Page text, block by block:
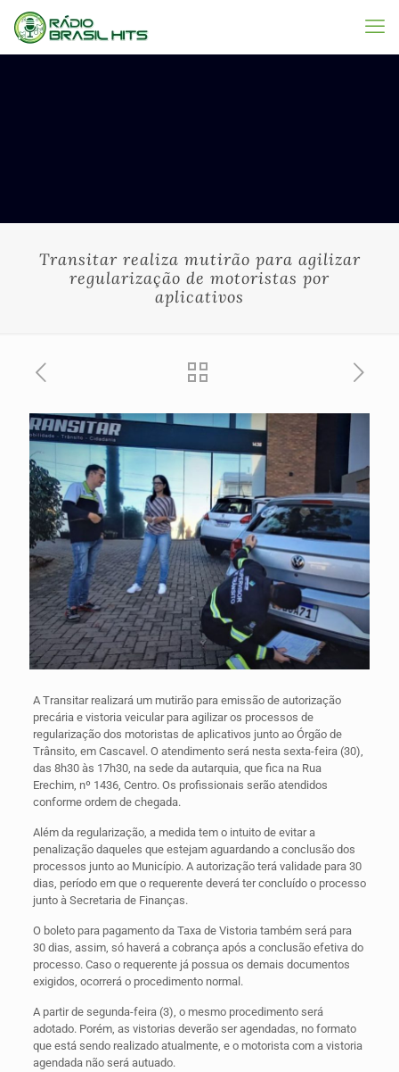
Transitar realiza mutirão para agilizar
regularização de motoristas por
aplicativos
A Transitar realizará um mutirão para emissão de autorização
precária e vistoria veicular para agilizar os processos de
regularização dos motoristas de aplicativos junto ao Órgão de
Trânsito, em Cascavel. O atendimento será nesta sexta-feira (30),
das 8h30 às 17h30, na sede da autarquia, que fica na Rua
Erechim, nº 1436, Centro. Os profissionais serão atendidos
conforme ordem de chegada.
Além da regularização, a medida tem o intuito de evitar a
penalização daqueles que estejam aguardando a conclusão dos
processos junto ao Município. A autorização terá validade para 30
dias, período em que o requerente deverá ter concluído o processo
junto à Secretaria de Finanças.
O boleto para pagamento da Taxa de Vistoria também será para
30 dias, assim, só haverá a cobrança após a conclusão efetiva do
processo. Caso o requerente já possua os demais documentos
exigidos, ocorrerá o procedimento normal.
A partir de segunda-feira (3), o mesmo procedimento será
adotado. Porém, as vistorias deverão ser agendadas, no formato
que está sendo realizado atualmente, e o motorista com a vistoria
agendada não será autuado.